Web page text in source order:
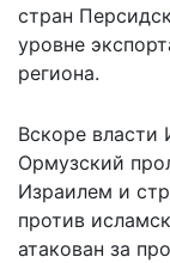
стран
уровне
региона.
Вскоре власти
Ормузский
Израилем и
против
атакован за